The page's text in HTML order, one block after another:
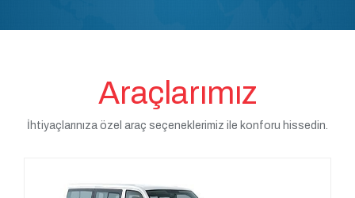
Araçlarımız
İhtiyaçlarınıza özel araç seçeneklerimiz ile konforu hissedin.